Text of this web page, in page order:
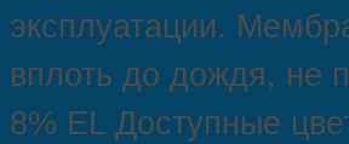
эксплуатации.
вплоть до дождя, не
8% EL Доступные